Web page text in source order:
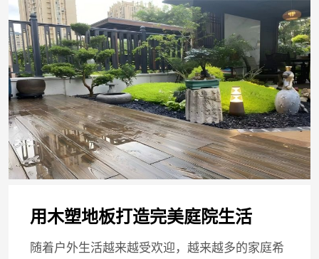
用木塑地板打造完美庭院生活
随着户外生活越来越受欢迎，越来越多的家庭希